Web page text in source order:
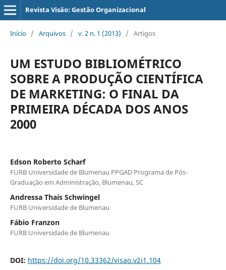
Revista Visão: Gestão Organizacional
Início / Arquivos / v. 2 n. 1 (2013) / Artigos
UM ESTUDO BIBLIOMÉTRICO
SOBRE A PRODUÇÃO CIENTÍFICA
DE MARKETING: O FINAL DA
PRIMEIRA DÉCADA DOS ANOS
2000
Edson Roberto Scharf
FURB Universidade de Blumenau PPGAD Programa de Pós-
Graduação em Administração, Blumenau, SC
Andressa Thaís Schwingel
FURB Universidade de Blumenau
Fábio Franzon
FURB Universidade de Blumenau
DOI: https://doi.org/10.33362/visao.v2i1.104